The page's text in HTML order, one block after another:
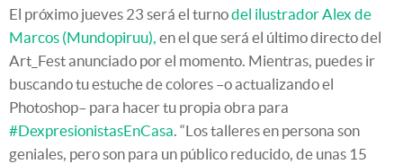
El próximo jueves 23 será el turnodel ilustrador Alex de
Marcos (Mundopiruu), en el que será el último directo del
Art_Fest anunciado por el momento. Mientras, puedes ir
buscando tu estuche de colores –o actualizando el
Photoshop– para hacer tu propia obra para
#DexpresionistasEnCasa. “Los talleres en persona son
geniales, pero son para un público reducido, de unas 15